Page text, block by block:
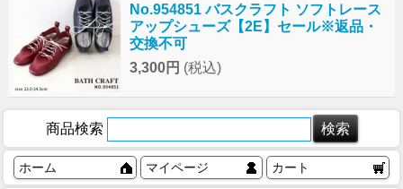
No.954851 バスクラフト ソフトレース
アップシューズ【2E】セール※返品・
交換不可
3,300円 (税込)
商品検索
ホーム マイページ カート